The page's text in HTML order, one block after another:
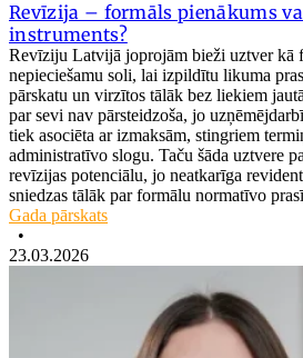
Revīzija – formāls pienākums
instruments?
Revīziju Latvijā joprojām bieži uztver kā
nepieciešamu soli, lai izpildītu likuma
pārskatu un virzītos tālāk bez liekiem
par sevi nav pārsteidzoša, jo
tiek asociēta ar izmaksām, stingriem
administratīvo slogu. Taču šāda uztvere
revīzijas potenciālu, jo neatkarīga
sniedzas tālāk par formālu normatīvo
Gada pārskats
•
23.03.2026